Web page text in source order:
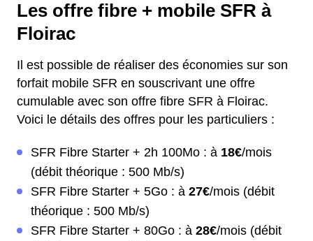
Les offre fibre + mobile SFR à
Floirac
Il est possible de réaliser des économies sur son
forfait mobile SFR en souscrivant une offre
cumulable avec son offre fibre SFR à Floirac.
Voici le détails des offres pour les particuliers :
SFR Fibre Starter + 2h 100Mo : à 18€/mois
(débit théorique : 500 Mb/s)
SFR Fibre Starter + 5Go : à 27€/mois (débit
théorique : 500 Mb/s)
SFR Fibre Starter + 80Go : à 28€/mois (débit